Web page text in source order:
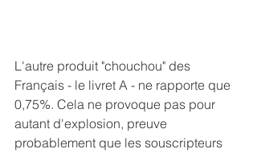
L'autre produit "chouchou" des
Français - le livret A - ne rapporte que
0,75%. Cela ne provoque pas pour
autant d'explosion, preuve
probablement que les souscripteurs